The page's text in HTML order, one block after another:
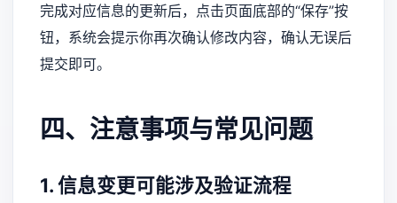
完成对应信息的更新后，点击页面底部的“保存”按
钮，系统会提示你再次确认修改内容，确认无误后
提交即可。
四、注意事项与常见问题
1. 信息变更可能涉及验证流程